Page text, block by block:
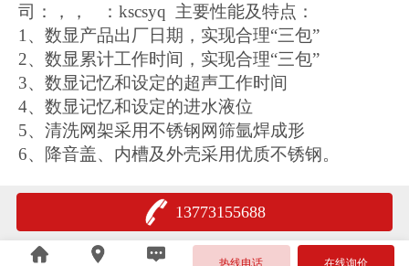
司：，， ：kscsyq 主要性能及特点：
1、数显产品出厂日期，实现合理“三包”
2、数显累计工作时间，实现合理“三包”
3、数显记忆和设定的超声工作时间
4、数显记忆和设定的进水液位
5、清洗网架采用不锈钢网筛氩焊成形
6、降音盖、内槽及外壳采用优质不锈钢。
13773155688
热线电话 在线询价